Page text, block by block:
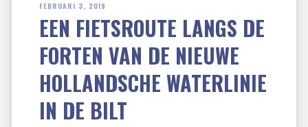
FEBRUARI 3, 2019
EEN FIETSROUTE LANGS DE
FORTEN VAN DE NIEUWE
HOLLANDSCHE WATERLINIE
IN DE BILT